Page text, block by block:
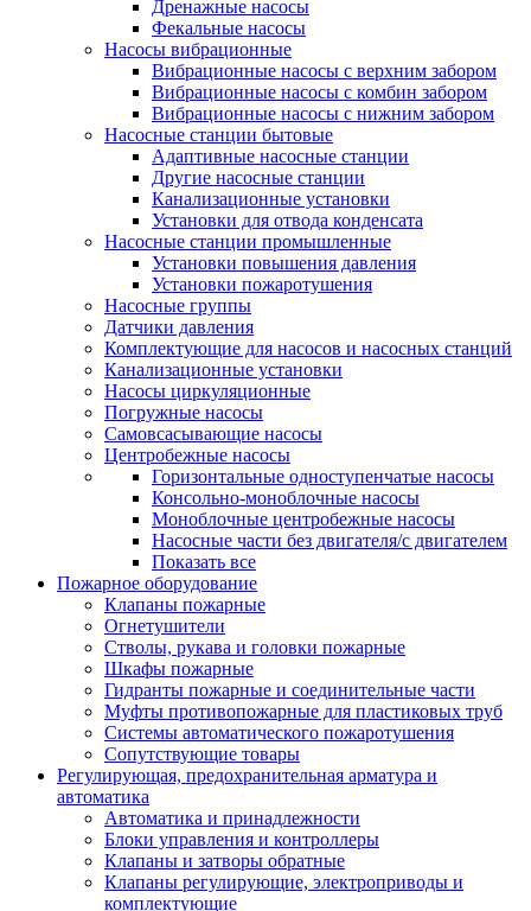
Дренажные насосы
Фекальные насосы
Насосы вибрационные
Вибрационные насосы с верхним забором
Вибрационные насосы с комбин забором
Вибрационные насосы с нижним забором
Насосные станции бытовые
Адаптивные насосные станции
Другие насосные станции
Канализационные установки
Установки для отвода конденсата
Насосные станции промышленные
Установки повышения давления
Установки пожаротушения
Насосные группы
Датчики давления
Комплектующие для насосов и насосных станций
Канализационные установки
Насосы циркуляционные
Погружные насосы
Самовсасывающие насосы
Центробежные насосы
Горизонтальные одноступенчатые насосы
Консольно-моноблочные насосы
Моноблочные центробежные насосы
Насосные части без двигателя/с двигателем
Показать все
Пожарное оборудование
Клапаны пожарные
Огнетушители
Стволы, рукава и головки пожарные
Шкафы пожарные
Гидранты пожарные и соединительные части
Муфты противопожарные для пластиковых труб
Системы автоматического пожаротушения
Сопутствующие товары
Регулирующая, предохранительная арматура и
автоматика
Автоматика и принадлежности
Блоки управления и контроллеры
Клапаны и затворы обратные
Клапаны регулирующие, электроприводы и
комплектующие